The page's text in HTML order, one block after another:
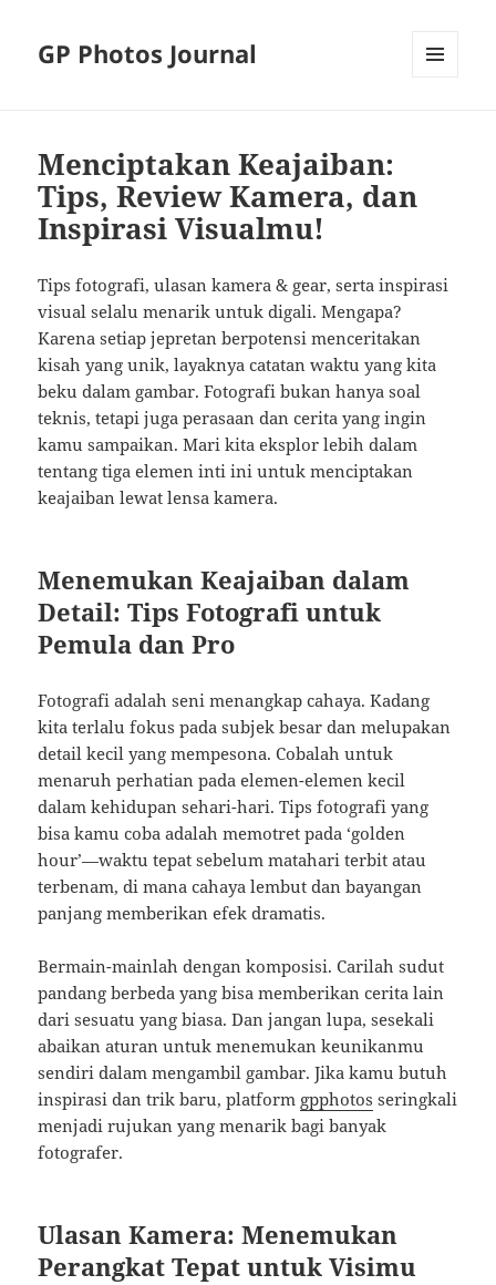
GP Photos Journal
Menciptakan Keajaiban:
Tips, Review Kamera, dan
Inspirasi Visualmu!
Tips fotografi, ulasan kamera & gear, serta inspirasi
visual selalu menarik untuk digali. Mengapa?
Karena setiap jepretan berpotensi menceritakan
kisah yang unik, layaknya catatan waktu yang kita
beku dalam gambar. Fotografi bukan hanya soal
teknis, tetapi juga perasaan dan cerita yang ingin
kamu sampaikan. Mari kita eksplor lebih dalam
tentang tiga elemen inti ini untuk menciptakan
keajaiban lewat lensa kamera.
Menemukan Keajaiban dalam
Detail: Tips Fotografi untuk
Pemula dan Pro
Fotografi adalah seni menangkap cahaya. Kadang
kita terlalu fokus pada subjek besar dan melupakan
detail kecil yang mempesona. Cobalah untuk
menaruh perhatian pada elemen-elemen kecil
dalam kehidupan sehari-hari. Tips fotografi yang
bisa kamu coba adalah memotret pada ‘golden
hour’—waktu tepat sebelum matahari terbit atau
terbenam, di mana cahaya lembut dan bayangan
panjang memberikan efek dramatis.
Bermain-mainlah dengan komposisi. Carilah sudut
pandang berbeda yang bisa memberikan cerita lain
dari sesuatu yang biasa. Dan jangan lupa, sesekali
abaikan aturan untuk menemukan keunikanmu
sendiri dalam mengambil gambar. Jika kamu butuh
inspirasi dan trik baru, platform gpphotos seringkali
menjadi rujukan yang menarik bagi banyak
fotografer.
Ulasan Kamera: Menemukan
Perangkat Tepat untuk Visimu